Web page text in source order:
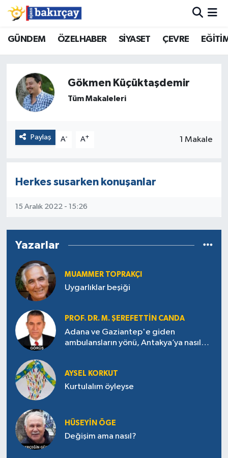
GÜNDEM ÖZELHABER SİYASET ÇEVRE
Gökmen Küçüktaşdemir
Tüm Makaleleri
Paylaş A- A+ 1 Makale
Herkes susarken konuşanlar
15 Aralık 2022 - 15:26
Yazarlar
MUAMMER TOPRAKÇI
Uygarlıklar beşiği
PROF. DR. M. ŞEREFETTIN CANDA
Adana ve Gaziantep'e giden
ambulansların yönü, Antakya’ya nasıl
AYSEL KORKUT
Kurtulalım öyleyse
HÜSEYIN ÖGE
Değişim ama nasıl?
İzmir Nöbetçi Eczaneler
İzmir Namaz Vakitleri
Süper Lig Puan Durumu ve Fikstür